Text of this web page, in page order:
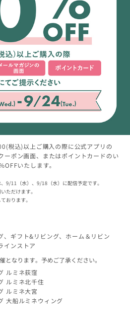
税込)以上ご購入の際に公式アプリの
ーポン画面、またはポイントカードのい
いたします。
9/11（水）、9/18（水）に配信予定です。
ただけます。
おります。
、ギフト&リビング、ホーム＆リビン
インストア
なります。予めご了承ください。
ルミネ荻窪
ルミネ北千住
ルミネ大宮
大船ルミネウィング